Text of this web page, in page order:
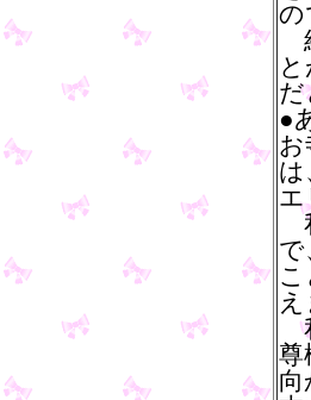
の
だ
●
エ
で
え
尊